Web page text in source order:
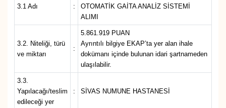
3.1 Adı :
OTOMATİK GAİTA ANALİZ SİSTEMİ
ALIMI
3.2. Niteliği, türü
ve miktarı
:
5.861.919 PUAN
Ayrıntılı bilgiye EKAP’ta yer alan ihale
dokümanı içinde bulunan idari şartnameden
ulaşılabilir.
3.3.
Yapılacağı/teslim
edileceği yer
: SİVAS NUMUNE HASTANESİ